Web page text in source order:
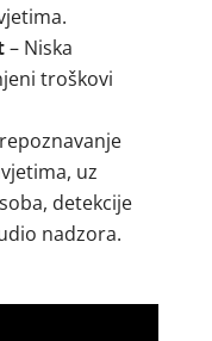
– Niska
troškovi
uz
detekcije
nadzora.